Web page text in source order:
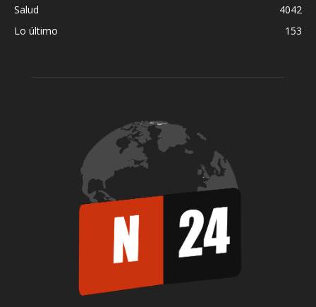
Salud
4042
Lo último
153